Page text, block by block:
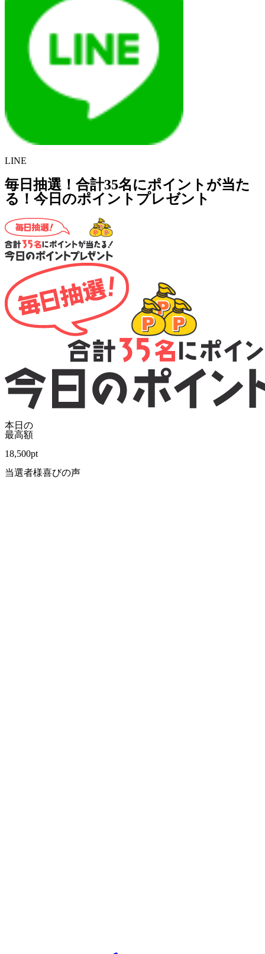
LINE
毎日抽選！合計35名にポイントが当た
る！今日のポイントプレゼント
本日の
最高額
18,500pt
当選者様喜びの声